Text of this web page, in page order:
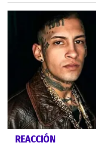
REACCIÓN